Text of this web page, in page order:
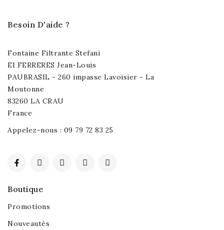
Besoin D'aide ?
Fontaine Filtrante Stefani
EI FERRERES Jean-Louis
PAUBRASIL - 260 impasse Lavoisier - La
Moutonne
83260 LA CRAU
France
Appelez-nous : 09 79 72 83 25
Boutique
Promotions
Nouveautés